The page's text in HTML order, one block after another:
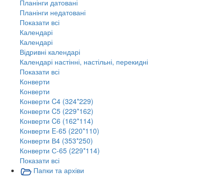
Планінги датовані
Планінги недатовані
Показати всі
Календарі
Календарі
Відривні календарі
Календарі настінні, настільні, перекидні
Показати всі
Конверти
Конверти
Конверти C4 (324*229)
Конверти C5 (229*162)
Конверти C6 (162*114)
Конверти E-65 (220*110)
Конверти В4 (353*250)
Конверти С-65 (229*114)
Показати всі
Папки та архіви